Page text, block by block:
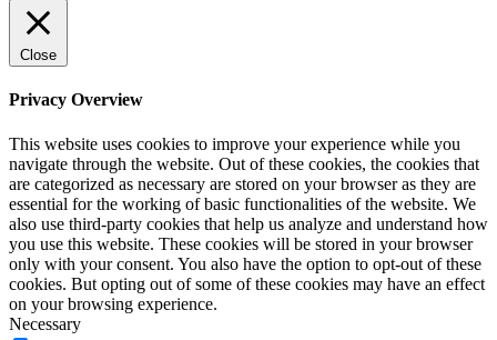
Close
Privacy Overview
This website uses cookies to improve your experience while you
navigate through the website. Out of these cookies, the cookies that
are categorized as necessary are stored on your browser as they are
essential for the working of basic functionalities of the website. We
also use third-party cookies that help us analyze and understand how
you use this website. These cookies will be stored in your browser
only with your consent. You also have the option to opt-out of these
cookies. But opting out of some of these cookies may have an effect
on your browsing experience.
Necessary